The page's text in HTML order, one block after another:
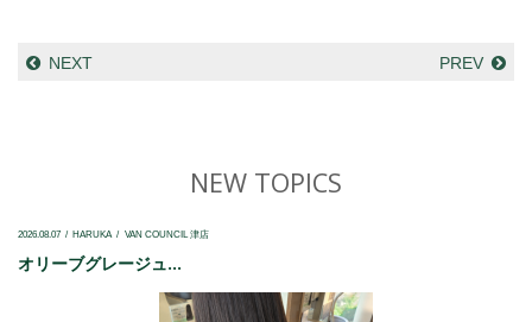
NEXT PREV
NEW TOPICS
2026.08.07 HARUKA VAN COUNCIL 津店
オリーブグレージュ...